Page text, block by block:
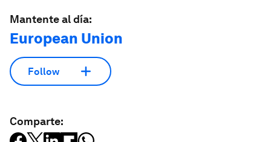
Mantente al día:
European Union
Follow
Comparte: